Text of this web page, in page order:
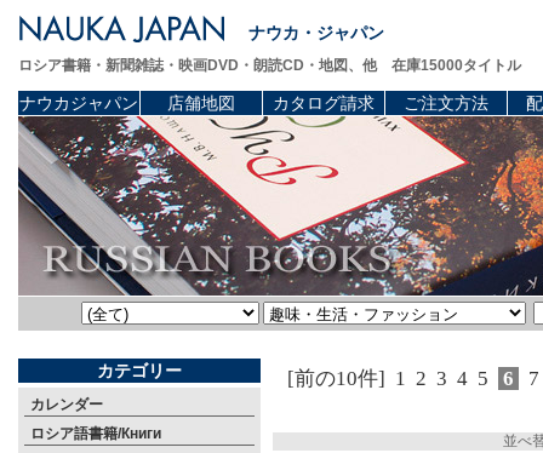
ナウカ・ジャパン
ロシア書籍・新聞雑誌・映画DVD・朗読CD・地図、他 在庫15000タイトル
ナウカジャパン 店舗地図 カタログ請求 ご注文方法
カテゴリー
カレンダー
ロシア語書籍/Книги
[前の10件] 1 2 3 4 5 6 7
並べ